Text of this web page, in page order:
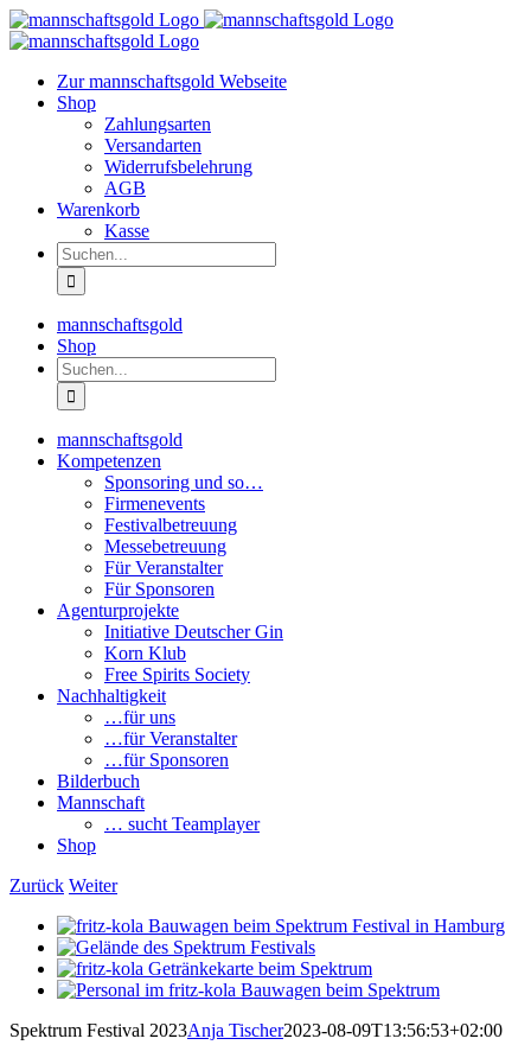
Zum
Inhalt
Zur mannschaftsgold Webseite
Shop
Zahlungsarten
Versandarten
Widerrufsbelehrung
AGB
Warenkorb
Kasse
Suche
nach:
mannschaftsgold
Shop
Suche
nach:
mannschaftsgold
Kompetenzen
Sponsoring und so…
Firmenevents
Festivalbetreuung
Messebetreuung
Für Veranstalter
Für Sponsoren
Agenturprojekte
Initiative Deutscher Gin
Korn Klub
Free Spirits Society
Nachhaltigkeit
…für uns
…für Veranstalter
…für Sponsoren
Bilderbuch
Mannschaft
… sucht Teamplayer
Shop
Zurück Weiter
View
Larger
Image
View
Larger
Image
View
Larger
View
Image
Spektrum Festival 2023Anja Tischer2023-08-09T13:56:53+02:00